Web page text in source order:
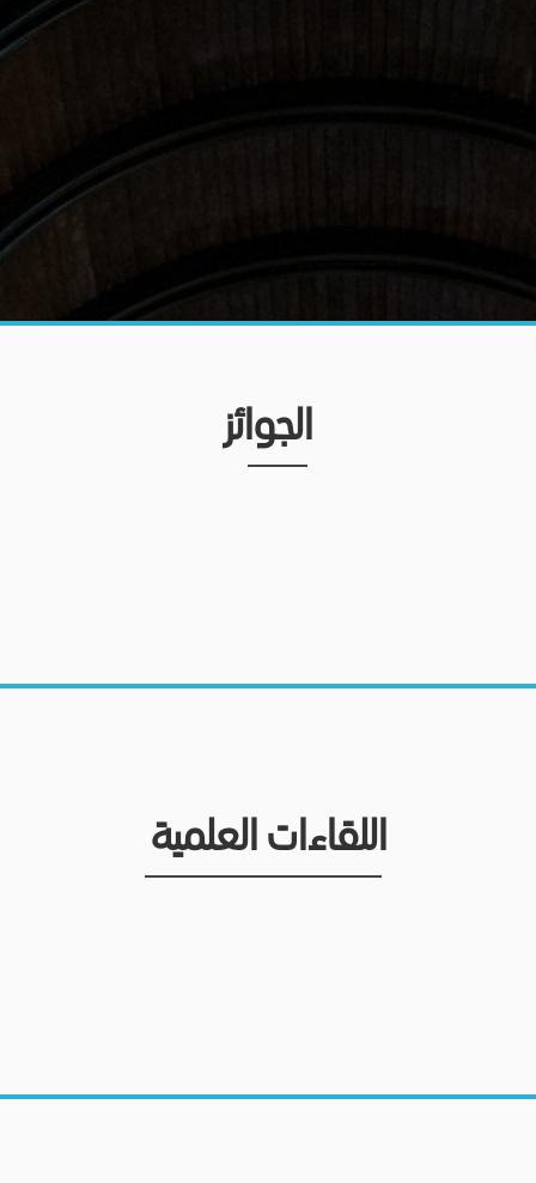
الجوائز
اللقاءات العلمية